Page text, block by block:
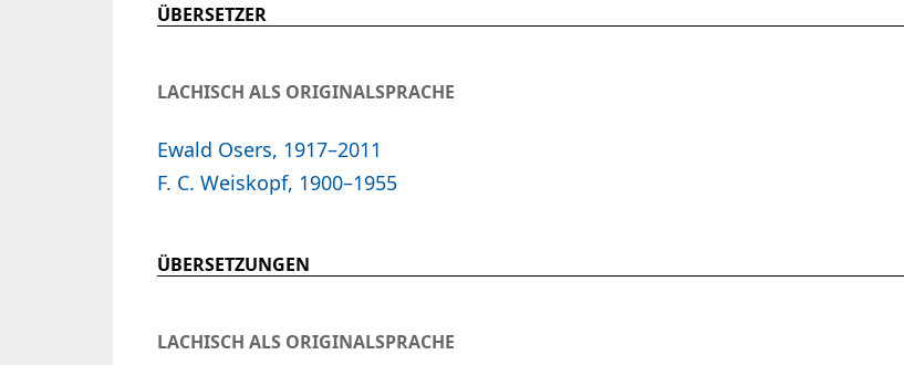
ÜBERSETZER
LACHISCH ALS ORIGINALSPRACHE
Ewald Osers, 1917–2011
F. C. Weiskopf, 1900–1955
ÜBERSETZUNGEN
LACHISCH ALS ORIGINALSPRACHE